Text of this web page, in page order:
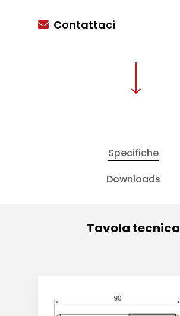
Contattaci
Specifiche
Downloads
Tavola tecnica